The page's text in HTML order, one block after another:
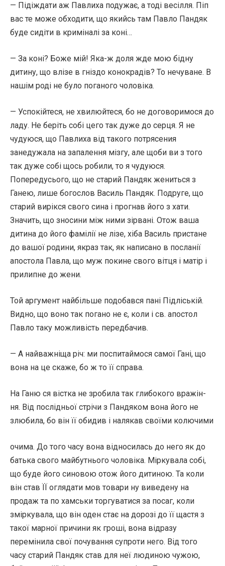
— Підіждати аж Павлиха подужає, а тоді весілля. Піп
вас те може обходити, що якийсь там Павло Пандяк
буде сидіти в криміналі за коні…
— За коні? Боже мій! Яка-ж доля жде мою бідну
дитину, що влізе в гніздо конокрадів? То нечуване. В
нашім роді не було поганого чоловіка.
— Успокійтеся, не хвилюйтеся, бо не договоримося до
ладу. Не беріть собі цего так дуже до серця. Я не
чудуюся, що Павлиха від такого потрясения
занедужала на запалення мізгу, але щоби ви з того
так дуже собі щось робили, то я чудуюся.
Попередусього, що не старий Пандяк жениться з
Ганею, лише богослов Василь Пандяк. Подруге, що
старий вирікся свого сина і прогнав його з хати.
Значить, що зносини між ними зірвані. Отож ваша
дитина до його фамілії не лізе, хіба Василь пристане
до вашої родини, якраз так, як написано в посланії
апостола Павла, що муж покине свого вітця і матір і
прилипне до жени.
Той аргумент найбільше подобався пані Підліській.
Видно, що воно так погано не є, коли і св. апостол
Павло таку можливість передбачив.
— А найважніща річ: ми поспитаймося самої Гані, що
вона на це скаже, бо ж то її справа.
На Ганю ся вістка не зробила так глибокого вражін-
ня. Від послідньої стрічи з Пандяком вона його не
злюбила, бо він її обидив і налякав своїми колючими
очима. До того часу вона відносилась до него як до
батька свого майбутнього чоловіка. Міркувала собі,
що буде його синовою отож його дитиною. Та коли
він став ЇЇ оглядати мов товари ну виведену на
продаж та по хамськи торгуватися за посаг, коли
зміркувала, що він оден стає на дорозі до її щастя з
такої марної причини як гроші, вона відразу
перемінила свої почування супроти него. Від того
часу старий Пандяк став для неї людиною чужою,